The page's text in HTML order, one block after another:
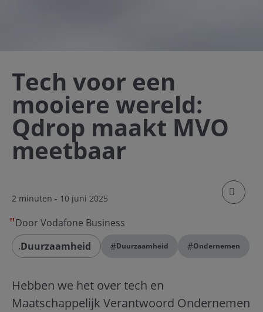
Tech voor een
mooiere wereld:
Qdrop maakt MVO
meetbaar
2 minuten - 10 juni 2025
klik om
Door Vodafone Business
Duurzaamheid
#Duurzaamheid #Ondernemen
Hebben we het over tech en
Maatschappelijk Verantwoord Ondernemen